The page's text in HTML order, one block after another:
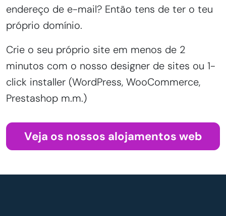
endereço de e-mail? Então tens de ter o teu
próprio domínio.
Crie o seu próprio site em menos de 2
minutos com o nosso designer de sites ou 1-
click installer (WordPress, WooCommerce,
Prestashop m.m.)
Veja os nossos alojamentos web